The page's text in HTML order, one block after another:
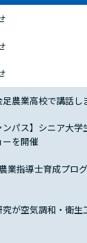
農業高校で講話し
ンパス】シニア大
ーを開催
業指導士育成プロ
が空気調和・衛生